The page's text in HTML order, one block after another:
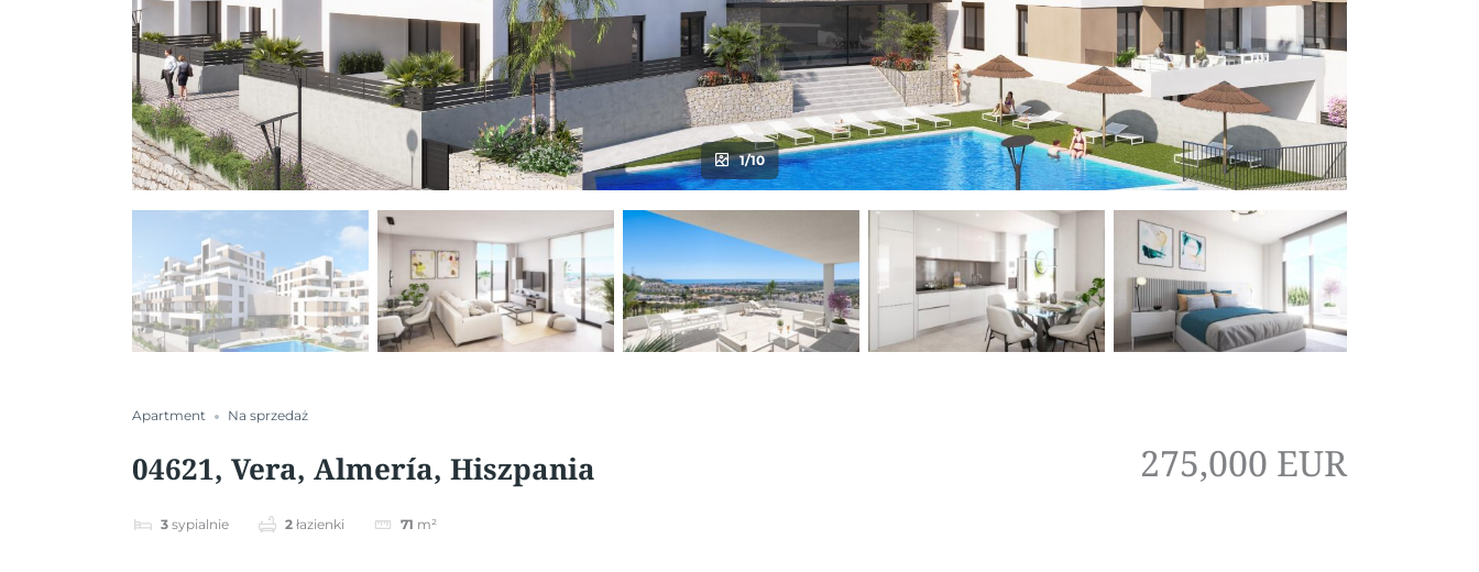
1/10
Apartment Na sprzedaż
04621, Vera, Almería, Hiszpania
3 sypialnie 2 łazienki 71 m²
275,000 EUR